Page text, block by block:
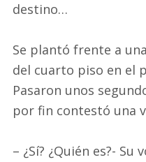
destino…
Se plantó frente a
del cuarto piso en el
Pasaron unos
por fin contestó una
– ¿Sí? ¿Quién es?-